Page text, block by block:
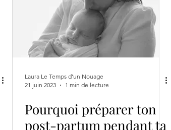
Laura Le Temps d'un Nouage
21 juin 2023
1 min de lecture
Pourquoi préparer ton
post-partum pendant ta